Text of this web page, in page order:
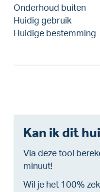
Onderhoud buiten
Huidig gebruik
Huidige bestemming
Kan ik dit
Via deze tool
minuut!
Wil je het 100%